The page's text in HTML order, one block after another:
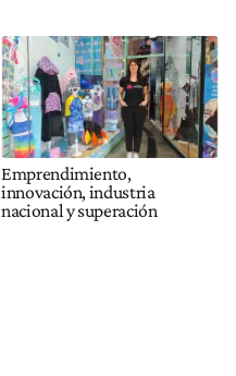
Emprendimiento,
innovación, industria
nacional y superación